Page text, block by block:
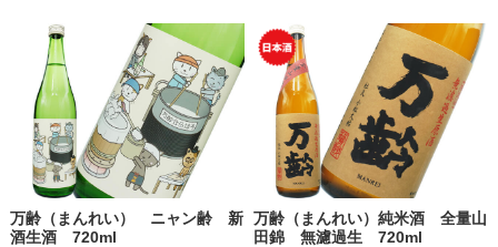
万齢（まんれい） ニャン齢 新
酒生酒 720ml
万齢（まんれい）純米酒 全量山
田錦 無濾過生 720ml